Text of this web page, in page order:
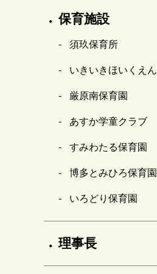
保育施設
須玖保育所
いきいきほいくえん
厳原南保育園
あすか学童クラブ
すみわたる保育園
博多とみひろ保育園
いろどり保育園
理事長